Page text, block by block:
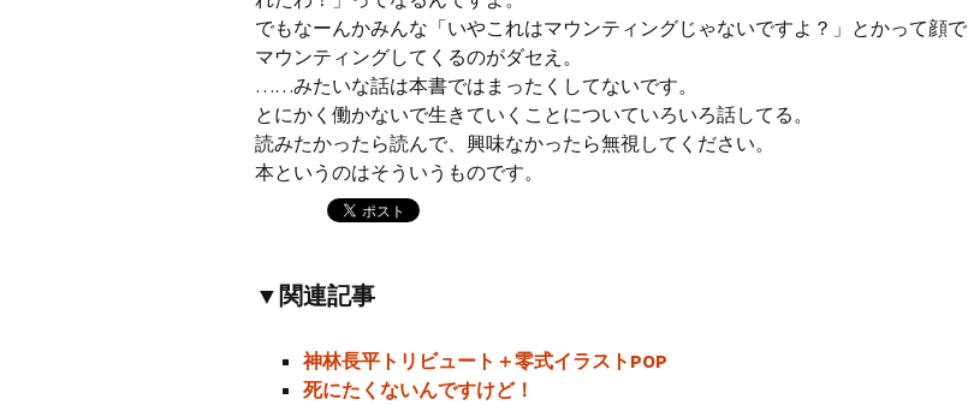
でもなーんかみんな「いやこれはマウンティングじゃないですよ？」とかって顔で
マウンティングしてくるのがダセえ。
……みたいな話は本書ではまったくしてないです。
とにかく働かないで生きていくことについていろいろ話してる。
読みたかったら読んで、興味なかったら無視してください。
本というのはそういうものです。
▼関連記事
神林長平トリビュート＋零式イラストPOP
死にたくないんですけど！